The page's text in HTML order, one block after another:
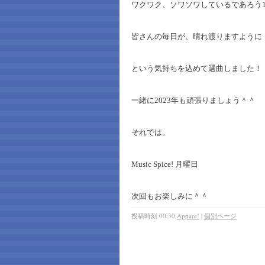
ワクワク、ソワソワしているであろ
皆さんの毎日が、晴れ渡りますように
という気持ちを込めて選曲しました！
一緒に2023年も頑張りましょう＾＾
それでは。
Music Spice! 月曜日
次回もお楽しみに＾＾
投稿時刻 00:30 Appare! | 個別ページ